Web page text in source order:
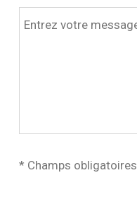
* Champs obligatoires